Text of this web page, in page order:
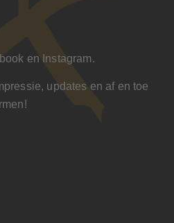
en Instagram.
updates en af en toe